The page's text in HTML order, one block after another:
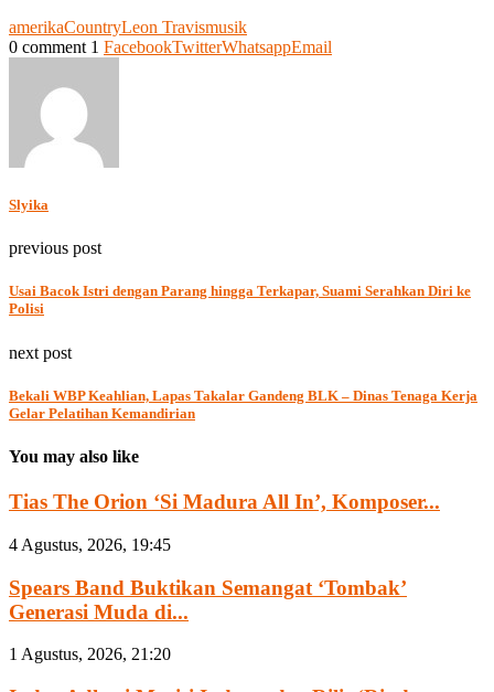
amerikaCountryLeon Travismusik
0 comment 1 FacebookTwitterWhatsappEmail
Slyika
previous post
Usai Bacok Istri dengan Parang hingga Terkapar, Suami Serahkan Diri ke
Polisi
next post
Bekali WBP Keahlian, Lapas Takalar Gandeng BLK – Dinas Tenaga Kerja
Gelar Pelatihan Kemandirian
You may also like
Tias The Orion ‘Si Madura All In’, Komposer...
4 Agustus, 2026, 19:45
Spears Band Buktikan Semangat ‘Tombak’
Generasi Muda di...
1 Agustus, 2026, 21:20